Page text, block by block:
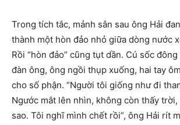
Trong tích tắc, mảnh sân sau ông Hải
thành một hòn đảo nhỏ giữa dòng nước
Rồi “hòn đảo” cũng tụt dần. Cú sốc
đàn ông, ông ngồi thụp xuống, hai tay
cho số phận. “Người tôi giống như đi
Ngước mắt lên nhìn, không còn thấy
sao. Tôi nghĩ mình chết rồi”, ông Hải rít